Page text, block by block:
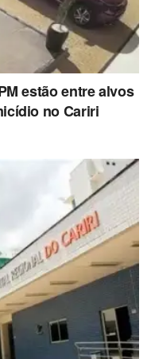
estão entre alvos
no Cariri